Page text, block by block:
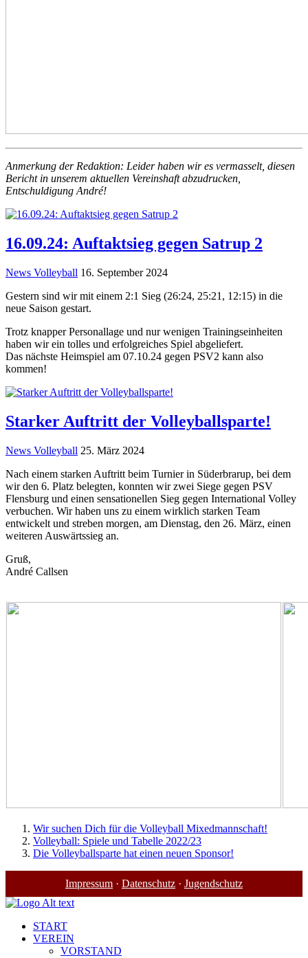
Anmerkung der Redaktion: Leider haben wir es vermasselt, diesen
Bericht in unserem aktuellen Vereinshaft abzudrucken,
Entschuldigung André!
16.09.24: Auftaktsieg gegen Satrup 2
News Volleyball 16. September 2024
Gestern sind wir mit einem 2:1 Sieg (26:24, 25:21, 12:15) in die
neue Saison gestart.
Trotz knapper Personallage und nur wenigen Trainingseinheiten
haben wir ein tolles und erfolgreiches Spiel abgeliefert.
Das nächste Heimspiel am 07.10.24 gegen PSV2 kann also
kommen!
Starker Auftritt der Volleyballsparte!
News Volleyball 25. März 2024
Nach einem starken Auftritt beim Turnier in Süderbrarup, bei dem
wir den 6. Platz belegten, konnten wir zwei Siege gegen PSV
Flensburg und einen sensationellen Sieg gegen International Volley
verbuchen. Wir haben uns zu einem wirklich starken Team
entwickelt und streben morgen, am Dienstag, den 26. März, einen
weiteren Auswärtssieg an.
Gruß,
André Callsen
Wir suchen Dich für die Volleyball Mixedmannschaft!
Volleyball: Spiele und Tabelle 2022/23
Die Volleyballsparte hat einen neuen Sponsor!
Impressum · Datenschutz · Jugendschutz
START
VEREIN
VORSTAND